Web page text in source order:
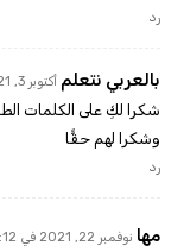
رد
بالعربي نتعلم أكتوبر 3, 2021 في 12:48 م
شكرا لكِ على الكلمات
وشكرا لهم حقًّا
رد
مها نوفمبر 22, 2021 في 6:12 م